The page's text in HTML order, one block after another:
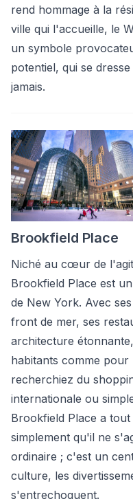
rend hommage à la
ville qui l'accueille, le
un symbole
potentiel, qui se
jamais.
Brookfield Place
Niché au cœur de
Brookfield Place est
de New York. Avec
front de mer, ses
architecture
habitants comme pour
recherchiez du
internationale ou
Brookfield Place a
simplement qu'il ne
ordinaire ; c'est un
culture, les
s'entrechoquent.